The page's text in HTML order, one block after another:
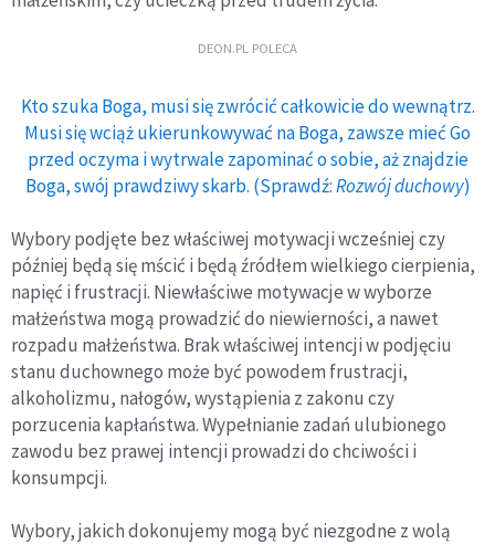
DEON.PL POLECA
Kto szuka Boga, musi się zwrócić całkowicie do wewnątrz.
Musi się wciąż ukierunkowywać na Boga, zawsze mieć Go
przed oczyma i wytrwale zapominać o sobie, aż znajdzie
Boga, swój prawdziwy skarb. (Sprawdź:Rozwój duchowy)
Wybory podjęte bez właściwej motywacji wcześniej czy
później będą się mścić i będą źródłem wielkiego cierpienia,
napięć i frustracji. Niewłaściwe motywacje w wyborze
małżeństwa mogą prowadzić do niewierności, a nawet
rozpadu małżeństwa. Brak właściwej intencji w podjęciu
stanu duchownego może być powodem frustracji,
alkoholizmu, nałogów, wystąpienia z zakonu czy
porzucenia kapłaństwa. Wypełnianie zadań ulubionego
zawodu bez prawej intencji prowadzi do chciwości i
konsumpcji.
Wybory, jakich dokonujemy mogą być niezgodne z wolą